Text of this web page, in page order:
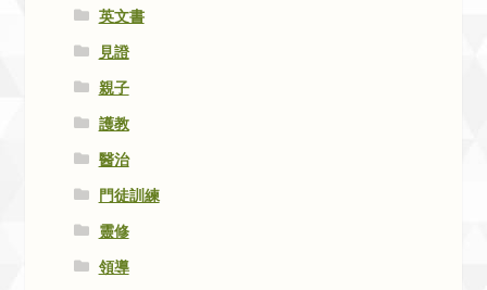
英文書
見證
親子
護教
醫治
門徒訓練
靈修
領導